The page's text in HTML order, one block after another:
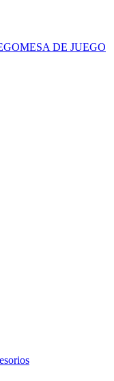
MESA DE JUEGO